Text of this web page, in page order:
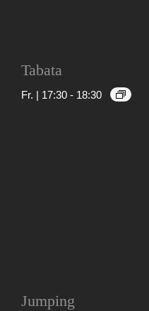
Tabata
Fr. | 17:30 - 18:30
Jumping